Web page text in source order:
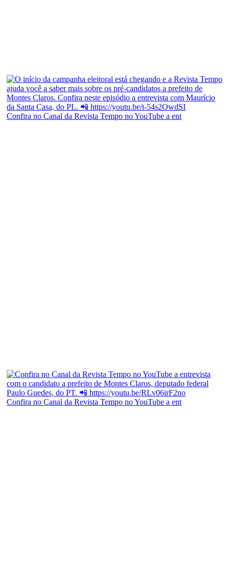
Confira no Canal da Revista Tempo no YouTube a ent
Confira no Canal da Revista Tempo no YouTube a ent